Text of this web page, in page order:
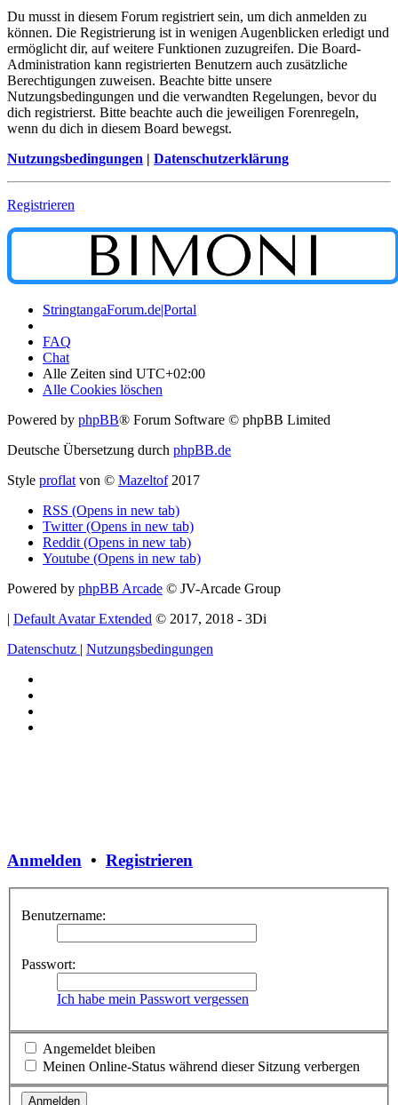
Du musst in diesem Forum registriert sein, um dich anmelden zu
können. Die Registrierung ist in wenigen Augenblicken erledigt und
ermöglicht dir, auf weitere Funktionen zuzugreifen. Die Board-
Administration kann registrierten Benutzern auch zusätzliche
Berechtigungen zuweisen. Beachte bitte unsere
Nutzungsbedingungen und die verwandten Regelungen, bevor du
dich registrierst. Bitte beachte auch die jeweiligen Forenregeln,
wenn du dich in diesem Board bewegst.
Nutzungsbedingungen | Datenschutzerklärung
Registrieren
StringtangaForum.de|Portal
FAQ
Chat
Alle Zeiten sind UTC+02:00
Alle Cookies löschen
Powered by phpBB® Forum Software © phpBB Limited
Deutsche Übersetzung durch phpBB.de
Style proflat von © Mazeltof2017
RSS (Opens in new tab)
Twitter (Opens in new tab)
Reddit (Opens in new tab)
Youtube (Opens in new tab)
Powered by phpBB Arcade © JV-Arcade Group
| Default Avatar Extended © 2017, 2018 - 3Di
Datenschutz | Nutzungsbedingungen
Anmelden • Registrieren
Benutzername:
Passwort:
Ich habe mein Passwort vergessen
Angemeldet bleiben
Meinen Online-Status während dieser Sitzung verbergen